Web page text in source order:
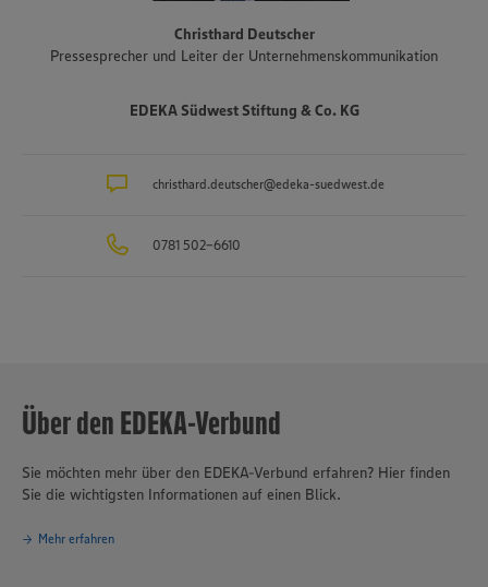
Unternehmensverbund, inklusive des selbständigen Einzelhandels,
ist mit rund 47.000 Mitarbeitenden, darunter etwa 3.400
Arbeitgeber und Ausbilder in der Region. Insgesamt etwa 10.000
Mitarbeitende arbeiten an den Bedientheken für Fleisch und Wurst
Christhard Deutscher
Pressesprecher und Leiter der Unternehmenskommunikation
EDEKA Südwest Stiftung & Co. KG
christhard.deutscher@edeka-suedwest.de
0781 502-6610
Über den EDEKA-Verbund
Sie möchten mehr über den EDEKA-Verbund erfahren? Hier finden
Sie die wichtigsten Informationen auf einen Blick.
Mehr erfahren